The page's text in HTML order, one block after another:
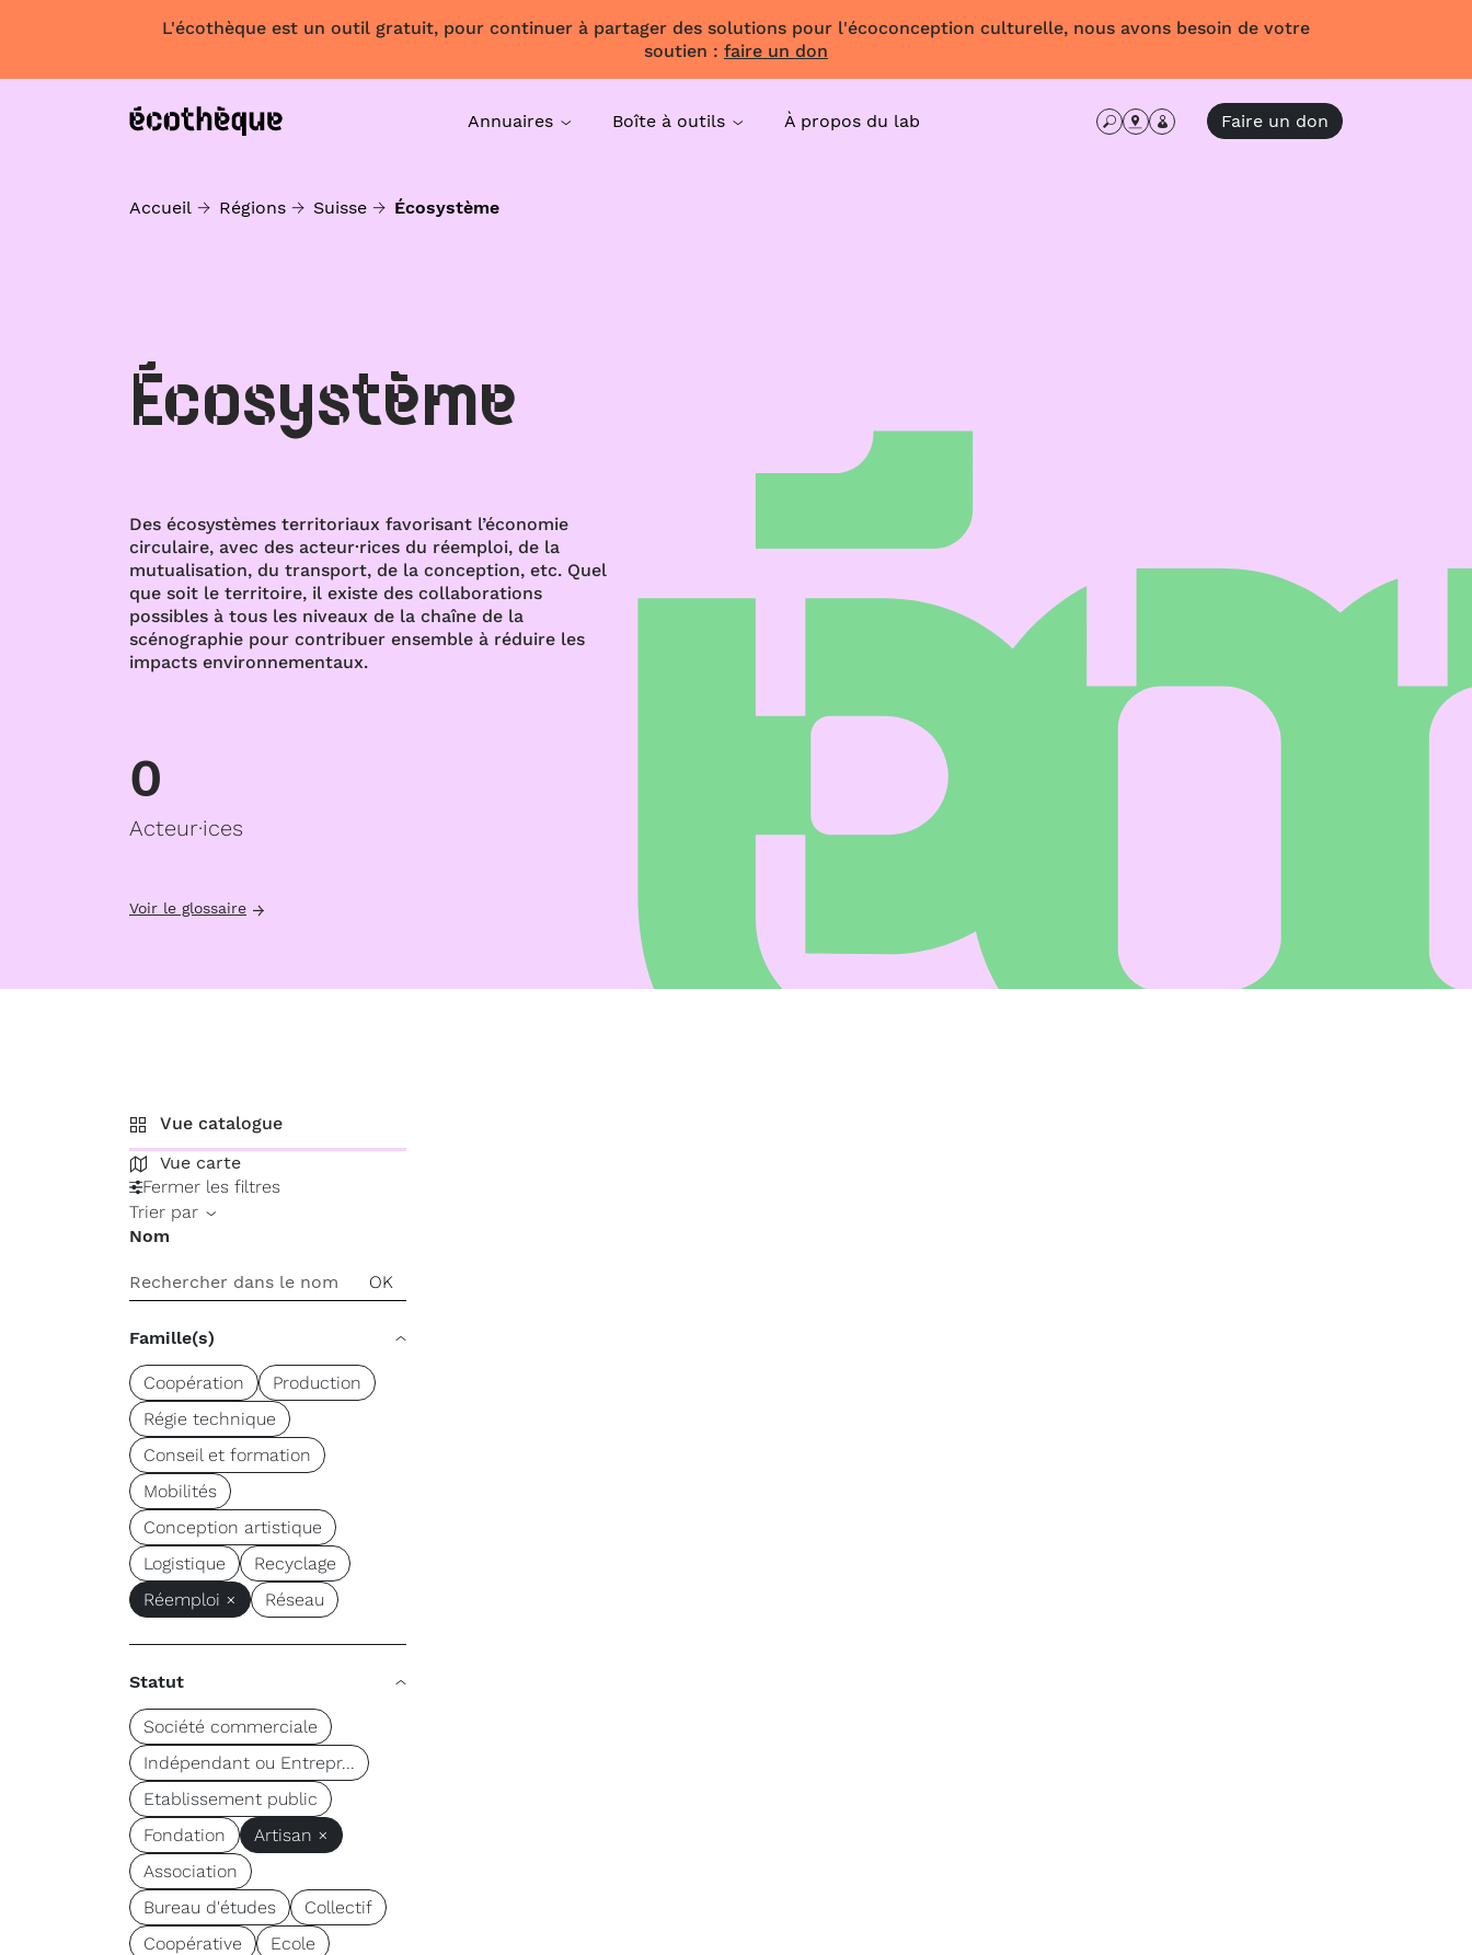
L'écothèque est un outil gratuit, pour continuer à partager des solutions pour l'écoconception culturelle, nous avons besoin de votre
soutien : faire un don
Annuaires Boîte à outils À propos du lab Faire un don
Accueil Régions Suisse Écosystème
Écosystème
Des écosystèmes territoriaux favorisant l’économie
circulaire, avec des acteur·rices du réemploi, de la
mutualisation, du transport, de la conception, etc. Quel
que soit le territoire, il existe des collaborations
possibles à tous les niveaux de la chaîne de la
scénographie pour contribuer ensemble à réduire les
impacts environnementaux.
0
Acteur·ices
Voir le glossaire
Vue catalogue
Vue carte
Fermer les filtres
Trier par
Nom
Famille(s)
Coopération
Production
Régie technique
Conseil et formation
Mobilités
Conception artistique
Logistique
Recyclage
Réemploi ×
Réseau
Statut
Société commerciale
Indépendant ou Entrepr...
Etablissement public
Fondation
Artisan ×
Association
Bureau d'études
Collectif
Coopérative
Ecole